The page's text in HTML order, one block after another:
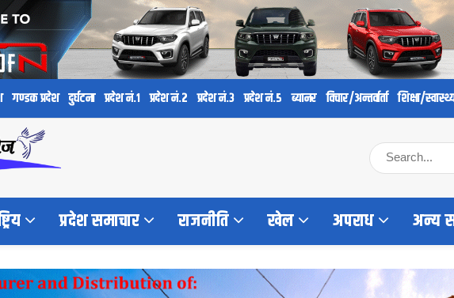
गण्डक प्रदेश दुर्घटना प्रदेश नं.१ प्रदेश नं.२ प्रदेश नं.३ प्रदेश नं.५ ब्यानर विचार/अन्तर्वार्ता शिक्षा/
प्रदेश समाचार राजनीति खेल अपराध अन्य